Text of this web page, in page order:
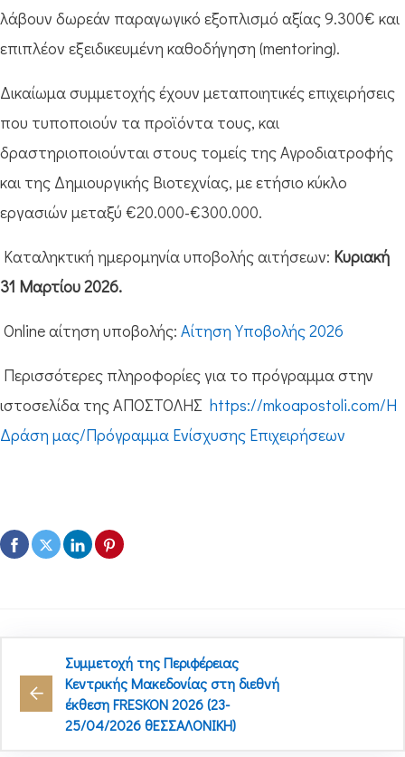
λάβουν δωρεάν παραγωγικό εξοπλισμό αξίας 9.300€ και
επιπλέον εξειδικευμένη καθοδήγηση (mentoring).
Δικαίωμα συμμετοχής έχουν μεταποιητικές επιχειρήσεις
που τυποποιούν τα προϊόντα τους, και
δραστηριοποιούνται στους τομείς της Αγροδιατροφής
και της Δημιουργικής Βιοτεχνίας, με ετήσιο κύκλο
εργασιών μεταξύ €20.000-€300.000.
Καταληκτική ημερομηνία υποβολής αιτήσεων: Κυριακή
31 Μαρτίου 2026.
Online αίτηση υποβολής: Αίτηση Υποβολής 2026
Περισσότερες πληροφορίες για το πρόγραμμα στην
ιστοσελίδα της ΑΠΟΣΤΟΛΗΣ https://mkoapostoli.com/Η
Δράση μας/Πρόγραμμα Ενίσχυσης Επιχειρήσεων
Συμμετοχή της Περιφέρειας
Κεντρικής Μακεδονίας στη διεθνή
έκθεση FRESKON 2026 (23-
25/04/2026 θΕΣΣΑΛΟΝΙΚΗ)